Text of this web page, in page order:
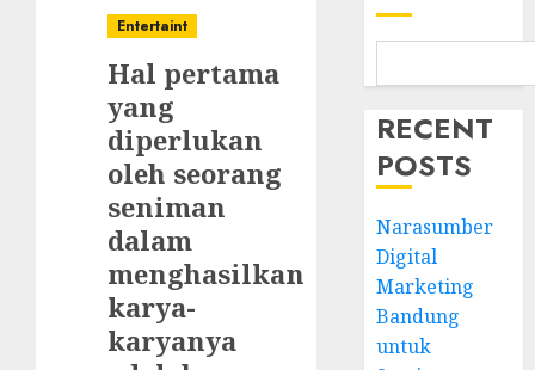
Entertaint
Hal pertama
yang
diperlukan
oleh seorang
seniman
dalam
menghasilkan
karya-
karyanya
RECENT
POSTS
Narasumber
Digital
Marketing
Bandung
untuk